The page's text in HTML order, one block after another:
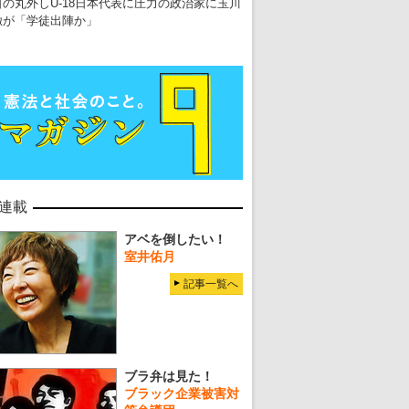
の丸外しU-18日本代表に圧力の政治家に玉川
「学徒出陣か」
載
アベを倒したい！
室井佑月
記事一覧へ
ブラ弁は見た！
ブラック企業被害対